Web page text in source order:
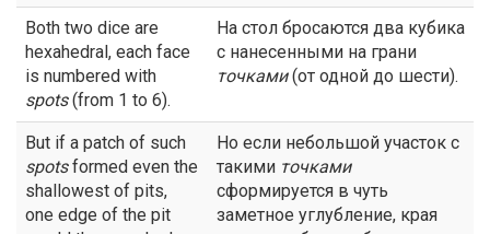
Both two dice are
hexahedral, each face
is numbered with
spots(from 1 to 6).
На стол бросаются два кубика
с нанесенными на грани
точками(от одной до шести).
But if a patch of such
spotsformed even the
shallowest of pits,
one edge of the pit
Но если небольшой участок с
такими точками
сформируется в чуть
заметное углубление, края